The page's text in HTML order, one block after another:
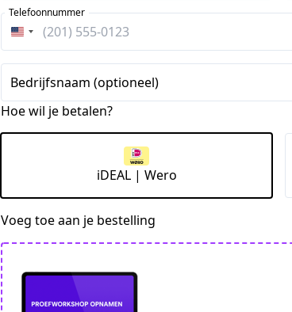
Verenigde
Staten
+1
Telefoonnummer
Bedrijfsnaam (optioneel)
Hoe wil je betalen?
iDEAL | Wero
Voeg toe aan je bestelling